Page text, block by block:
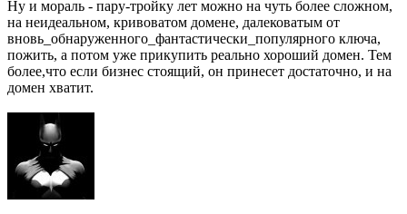
Ну и мораль - пару-тройку лет можно на чуть более сложном,
на неидеальном, кривоватом домене, далековатым от
вновь_обнаруженного_фантастически_популярного ключа,
пожить, а потом уже прикупить реально хороший домен. Тем
более,что если бизнес стоящий, он принесет достаточно, и на
домен хватит.